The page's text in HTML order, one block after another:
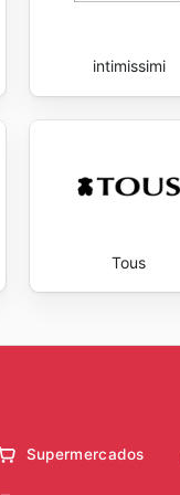
intimissimi
Tous
Supermercados